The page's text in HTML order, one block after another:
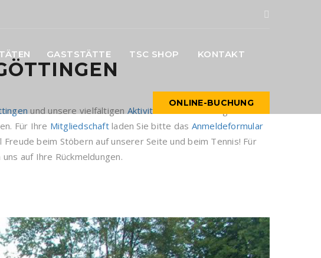
GASTSTÄTTE TSC SHOP KONTAKT
ONLINE-BUCHUNG
und unsere vielfältigen Aktivitäten
Für Ihre Mitgliedschaftladen Sie bitte das Anmeldeformular
beim Stöbern auf unserer Seite und beim Tennis! Für
auf Ihre Rückmeldungen.